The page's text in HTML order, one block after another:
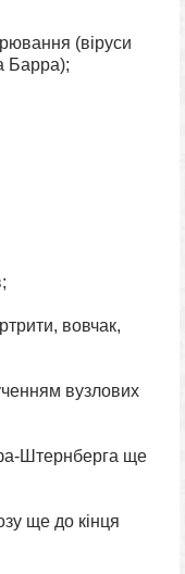
(віруси
Барра);
вовчак,
вузлових
Штернберга ще
ще до кінця